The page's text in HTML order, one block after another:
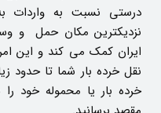
درستی نسبت به واردات
نزدیکترین مکان حمل و
ایران کمک می کند و این
نقل خرده بار شما تا حدود
خرده بار یا محموله خود